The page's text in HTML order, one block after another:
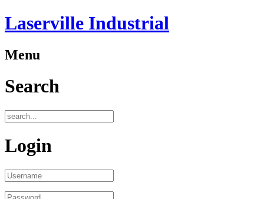
Laserville Industrial
Menu
Search
Login